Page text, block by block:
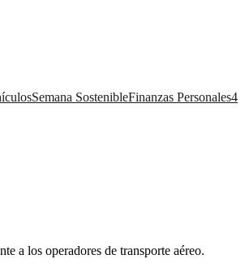
Semana SostenibleFinanzas Personales4
a los operadores de transporte aéreo.